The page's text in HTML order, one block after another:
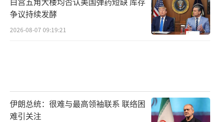
争议持续发酵
2026-08-07 09:19:21
伊朗总统：很难与最高领袖联系 联络困
难引关注